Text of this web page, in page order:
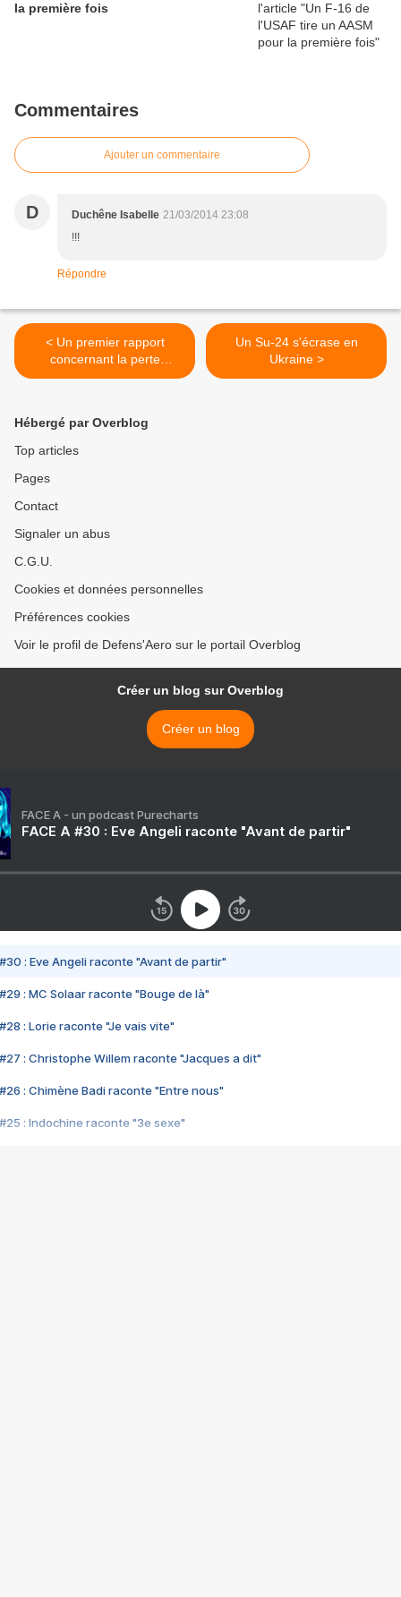
la première fois
Commentaires
Ajouter un commentaire
D Duchêne Isabelle 21/03/2014 23:08
!!!
Répondre
< Un premier rapport
concernant la perte
d'altitude d'un A330 MRTT
Un Su-24 s'écrase en
Ukraine >
Hébergé par Overblog
Top articles
Pages
Contact
Signaler un abus
C.G.U.
Cookies et données personnelles
Préférences cookies
Voir le profil de Defens'Aero sur le portail Overblog
Créer un blog sur Overblog
Créer un blog
FACE A - un podcast Purecharts
FACE A #30 : Eve Angeli raconte "Avant de partir"
#30 : Eve Angeli raconte "Avant de partir"
#29 : MC Solaar raconte "Bouge de là"
#28 : Lorie raconte "Je vais vite"
#27 : Christophe Willem raconte "Jacques a dit"
#26 : Chimène Badi raconte "Entre nous"
#25 : Indochine raconte "3e sexe"